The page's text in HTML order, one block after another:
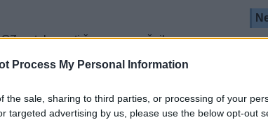
Process My Personal Information
the sale, sharing to third parties, or processing of your
targeted advertising by us, please use the below opt-out
se tak oproti červnu nezměnilo.
sledovali Stranger Things. Mezi
Na seznamu smrti a Banda.